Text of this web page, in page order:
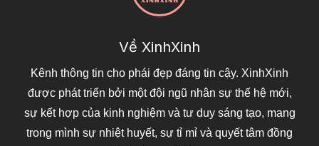
Về XinhXinh
Kênh thông tin cho phái đẹp đáng tin cậy. XinhXinh
được phát triển bởi một đội ngũ nhân sự thế hệ mới,
sự kết hợp của kinh nghiệm và tư duy sáng tạo, mang
trong mình sự nhiệt huyết, sự tỉ mỉ và quyết tâm đồng